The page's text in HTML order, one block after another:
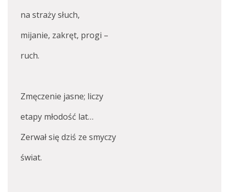
na straży słuch,
mijanie, zakręt, progi –
ruch.
Zmęczenie jasne; liczy
etapy młodość lat…
Zerwał się dziś ze smyczy
świat.